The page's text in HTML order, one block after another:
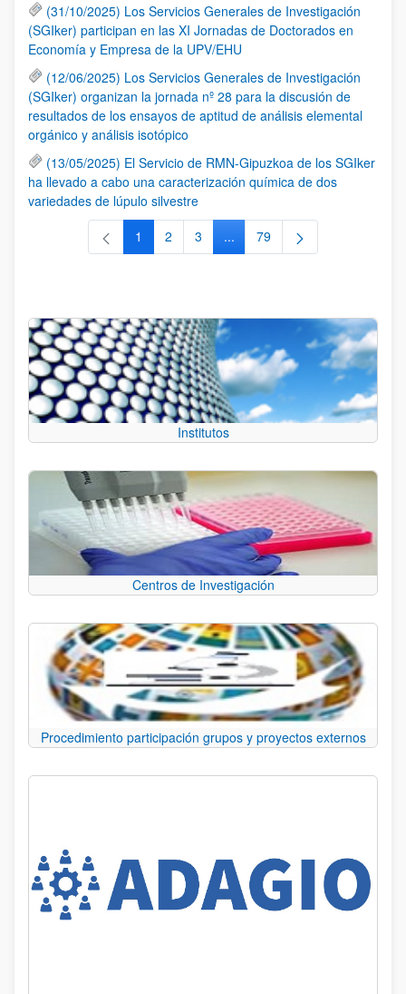
(31/10/2025) Los Servicios Generales de Investigación
(SGIker) participan en las XI Jornadas de Doctorados en
Economía y Empresa de la UPV/EHU
(12/06/2025) Los Servicios Generales de Investigación
(SGIker) organizan la jornada nº 28 para la discusión de
resultados de los ensayos de aptitud de análisis elemental
orgánico y análisis isotópico
(13/05/2025) El Servicio de RMN-Gipuzkoa de los SGIker
ha llevado a cabo una caracterización química de dos
variedades de lúpulo silvestre
Página
1 Página
2 Página
3 ...Páginas intermedias Use TAB
Página
79
Institutos
Centros de Investigación
Procedimiento participación grupos y proyectos externos